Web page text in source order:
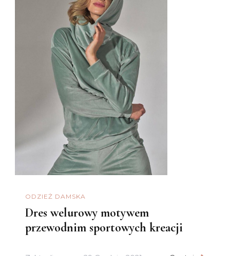
ODZIEŻ DAMSKA
Dres welurowy motywem
przewodnim sportowych kreacji